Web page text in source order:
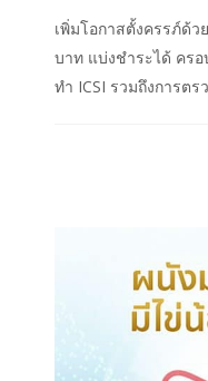
เพิ่มโอกาสตั้งครรภ์ด้ว
บาท แบ่งชำระได้ คร
ทำ ICSI รวมถึงการต